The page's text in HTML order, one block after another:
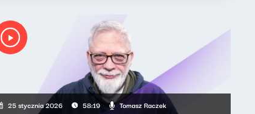
25 stycznia 2026 58:19 Tomasz Raczek